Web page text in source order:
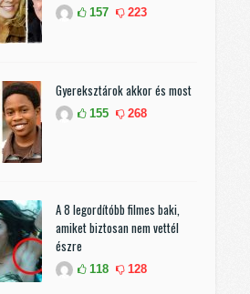
157 223
Gyereksztárok akkor és most
155 268
A 8 legordítóbb filmes baki,
amiket biztosan nem vettél
észre
118 128